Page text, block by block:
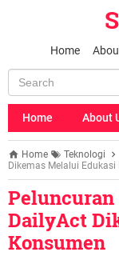
Home
Home About
Home Teknologi
Dikemas Melalui Edukasi
DailyAct
Konsumen